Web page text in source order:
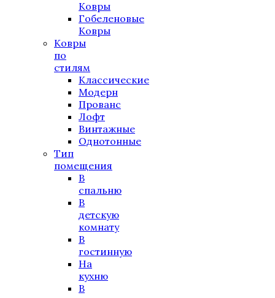
Ковры
Гобеленовые
Ковры
Ковры
по
стилям
Классические
Модерн
Прованс
Лофт
Винтажные
Однотонные
Тип
помещения
В
спальню
В
детскую
комнату
В
гостинную
На
кухню
В